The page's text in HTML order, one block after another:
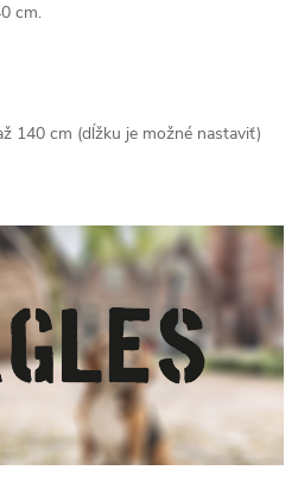
cm.
140 cm (dĺžku je možné nastaviť)